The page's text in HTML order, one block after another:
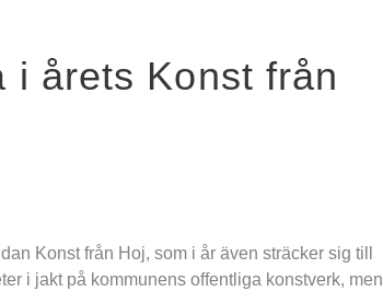
i årets Konst från
Konst från Hoj, som i år även sträcker sig till
i jakt på kommunens offentliga konstverk, men